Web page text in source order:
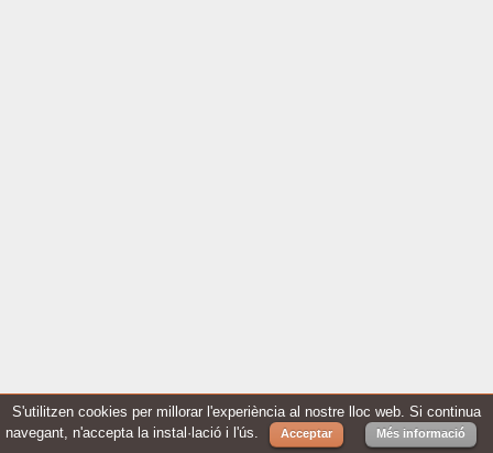
S'utilitzen cookies per millorar l'experiència al nostre lloc web. Si continua
navegant, n'accepta la instal·lació i l'ús.
Acceptar Més informació